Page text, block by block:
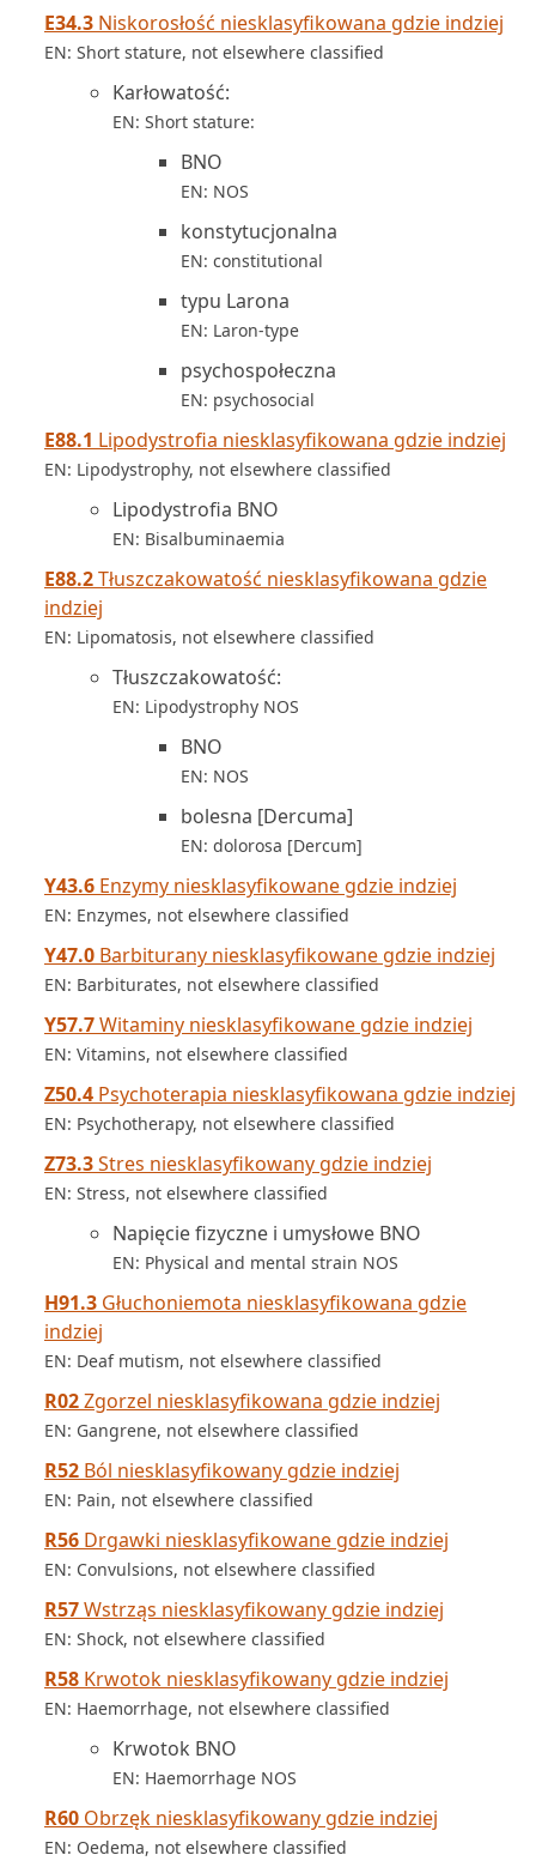
E34.3 Niskorosłość niesklasyfikowana gdzie indziej
EN: Short stature, not elsewhere classified
Karłowatość:
EN: Short stature:
BNO
EN: NOS
konstytucjonalna
EN: constitutional
typu Larona
EN: Laron-type
psychospołeczna
EN: psychosocial
E88.1 Lipodystrofia niesklasyfikowana gdzie indziej
EN: Lipodystrophy, not elsewhere classified
Lipodystrofia BNO
EN: Bisalbuminaemia
E88.2Tłuszczakowatość niesklasyfikowana gdzie
indziej
EN: Lipomatosis, not elsewhere classified
Tłuszczakowatość:
EN: Lipodystrophy NOS
BNO
EN: NOS
bolesna [Dercuma]
EN: dolorosa [Dercum]
Y43.6 Enzymy niesklasyfikowane gdzie indziej
EN: Enzymes, not elsewhere classified
Y47.0 Barbiturany niesklasyfikowane gdzie indziej
EN: Barbiturates, not elsewhere classified
Y57.7Witaminy niesklasyfikowane gdzie indziej
EN: Vitamins, not elsewhere classified
Z50.4 Psychoterapia niesklasyfikowana gdzie indziej
EN: Psychotherapy, not elsewhere classified
Z73.3Stres niesklasyfikowany gdzie indziej
EN: Stress, not elsewhere classified
Napięcie fizyczne i umysłowe BNO
EN: Physical and mental strain NOS
H91.3 Głuchoniemota niesklasyfikowana gdzie
indziej
EN: Deaf mutism, not elsewhere classified
R02Zgorzel niesklasyfikowana gdzie indziej
EN: Gangrene, not elsewhere classified
R52 Ból niesklasyfikowany gdzie indziej
EN: Pain, not elsewhere classified
R56 Drgawki niesklasyfikowane gdzie indziej
EN: Convulsions, not elsewhere classified
R57Wstrząs niesklasyfikowany gdzie indziej
EN: Shock, not elsewhere classified
R58 Krwotok niesklasyfikowany gdzie indziej
EN: Haemorrhage, not elsewhere classified
Krwotok BNO
EN: Haemorrhage NOS
R60 Obrzęk niesklasyfikowany gdzie indziej
EN: Oedema, not elsewhere classified